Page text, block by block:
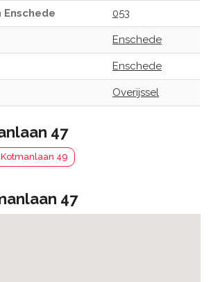
Enschede 053
Enschede
Enschede
Overijssel
47
Kotmanlaan 49
47